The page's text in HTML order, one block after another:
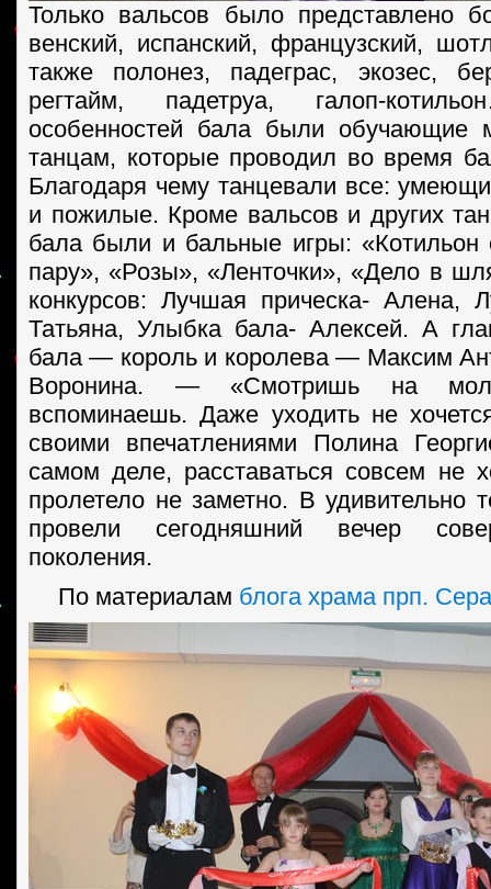
Только вальсов было представлено
венский, испанский, французский,
также полонез, падеграс, экозес,
регтайм, падетруа, галоп-
особенностей бала были обучающие
танцам, которые проводил во время
Благодаря чему танцевали все:
и пожилые. Кроме вальсов и других
бала были и бальные игры: «Котильон
пару», «Розы», «Ленточки», «Дело в
конкурсов: Лучшая прическа- Алена,
Татьяна, Улыбка бала- Алексей. А
бала — король и королева — Максим
Воронина. — «Смотришь на
вспоминаешь. Даже уходить не
своими впечатлениями Полина
самом деле, расставаться совсем не
пролетело не заметно. В удивительно
провели сегодняшний вечер
поколения.
По материалам блога храма прп.